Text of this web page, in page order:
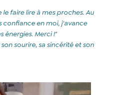
le faire lire à mes proches. Au
confiance en moi, j'avance
énergies. Merci !"
sourire, sa sincérité et son